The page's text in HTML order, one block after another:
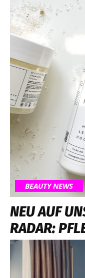
BEAUTY NEWS
NEU AUF
RADAR: